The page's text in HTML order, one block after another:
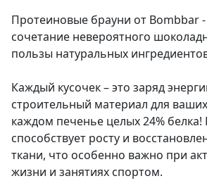
Протеиновые брауни от Bombbar
сочетание невероятного
пользы натуральных
Каждый кусочек – это заряд
строительный материал для
каждом печенье целых 24%
способствует росту и
ткани, что особенно важно при
жизни и занятиях спортом.